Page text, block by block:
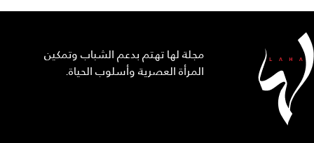
مجلة لها تهتم بدعم الشباب وتمكين
المرأة العصرية وأسلوب الحياة.